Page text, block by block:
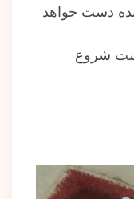
دست خواهد
شروع